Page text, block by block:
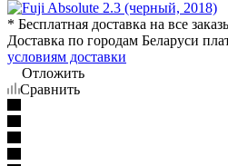
* Бесплатная доставка на все
Доставка по городам Беларуси
условиям доставки
Отложить
Сравнить